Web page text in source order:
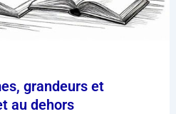
grandeurs et
au dehors